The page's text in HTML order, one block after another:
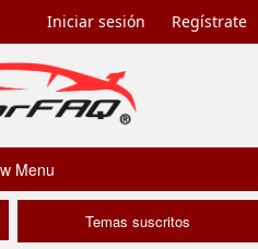
Iniciar sesión Regístrate
Menu
Temas suscritos